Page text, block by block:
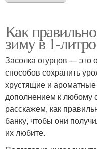
Как
зиму в 1-
Засолка огурцов — это
способов сохранить
хрустящие и
дополнением к любому
расскажем, как
банку, чтобы они
их любите.